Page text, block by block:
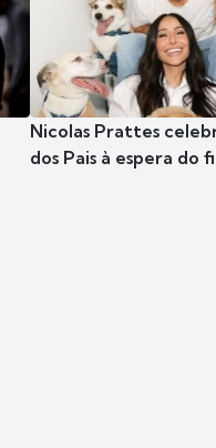
Nicolas Prattes
dos Pais à espera do